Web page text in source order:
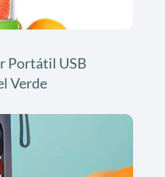
Portátil USB
Verde